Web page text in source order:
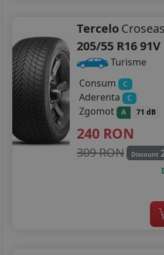
Tercelo
205/55 R16 91V
Turisme
Consum
C
Aderenta C
Zgomot A 71 dB
240 RON
309 RON Discount